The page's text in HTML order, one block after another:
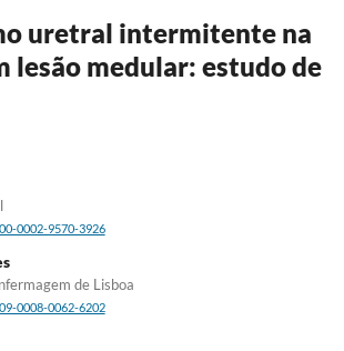
uretral intermitente na
lesão medular: estudo de
0002-9570-3926
de Lisboa
0008-0062-6202